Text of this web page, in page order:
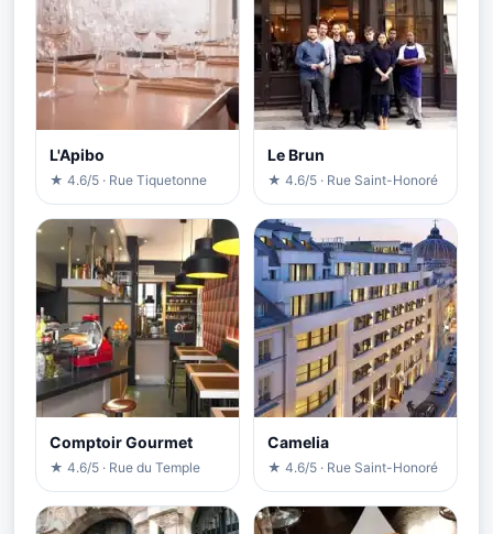
L'Apibo
★ 4.6/5 · Rue Tiquetonne
Le Brun
★ 4.6/5 · Rue Saint-Honoré
Comptoir Gourmet
★ 4.6/5 · Rue du Temple
Camelia
★ 4.6/5 · Rue Saint-Honoré